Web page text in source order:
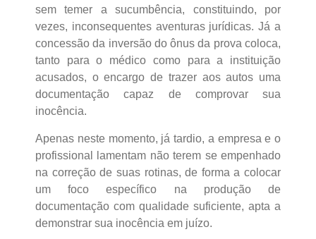
sem temer a sucumbência, constituindo, por
vezes, inconsequentes aventuras jurídicas. Já a
concessão da inversão do ônus da prova coloca,
tanto para o médico como para a instituição
acusados, o encargo de trazer aos autos uma
documentação capaz de comprovar sua
inocência.
Apenas neste momento, já tardio, a empresa e o
profissional lamentam não terem se empenhado
na correção de suas rotinas, de forma a colocar
um foco específico na produção de
documentação com qualidade suficiente, apta a
demonstrar sua inocência em juízo.